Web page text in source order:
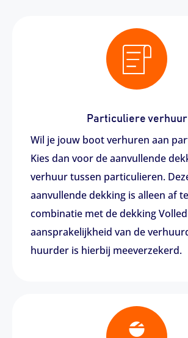
Particuliere verhuur
Wil je jouw boot verhuren aan
Kies dan voor de aanvullende
verhuur tussen particulieren.
aanvullende dekking is alleen af
combinatie met de dekking
aansprakelijkheid van de
huurder is hierbij meeverzekerd.